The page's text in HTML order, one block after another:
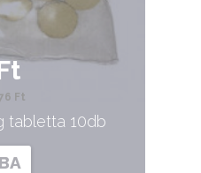
Ft
tabletta 10db